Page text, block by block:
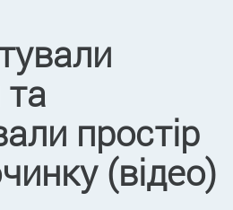
простір
(відео)